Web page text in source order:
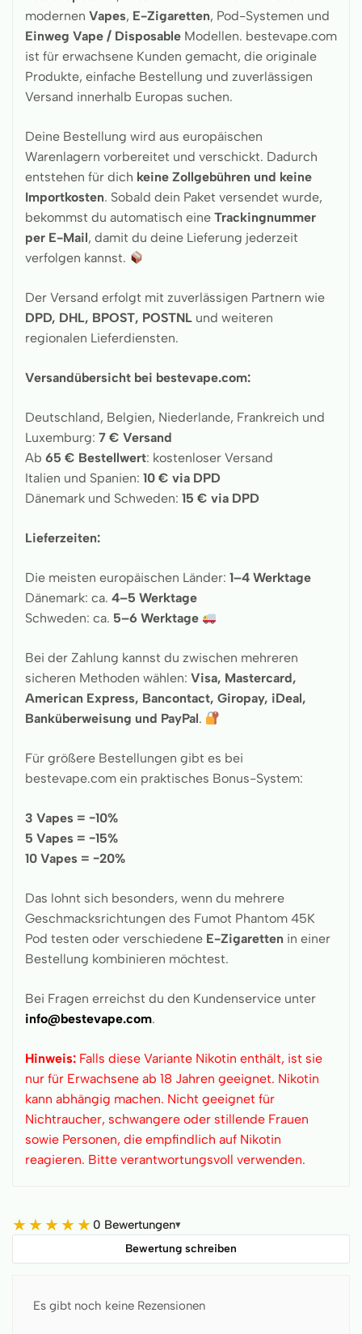
modernen Vapes, E-Zigaretten, Pod-Systemen und
Einweg Vape / Disposable Modellen. bestevape.com
ist für erwachsene Kunden gemacht, die originale
Produkte, einfache Bestellung und zuverlässigen
Versand innerhalb Europas suchen.
Deine Bestellung wird aus europäischen
Warenlagern vorbereitet und verschickt. Dadurch
entstehen für dich keine Zollgebühren und keine
Importkosten. Sobald dein Paket versendet wurde,
bekommst du automatisch eine Trackingnummer
per E-Mail, damit du deine Lieferung jederzeit
verfolgen kannst.
Der Versand erfolgt mit zuverlässigen Partnern wie
DPD, DHL, BPOST, POSTNL und weiteren
regionalen Lieferdiensten.
Versandübersicht bei bestevape.com:
Deutschland, Belgien, Niederlande, Frankreich und
Luxemburg: 7 € Versand
Ab 65 € Bestellwert: kostenloser Versand
Italien und Spanien: 10 € via DPD
Dänemark und Schweden: 15 € via DPD
Lieferzeiten:
Die meisten europäischen Länder: 1–4 Werktage
Dänemark: ca. 4–5 Werktage
Schweden: ca. 5–6 Werktage
Bei der Zahlung kannst du zwischen mehreren
sicheren Methoden wählen: Visa, Mastercard,
American Express, Bancontact, Giropay, iDeal,
Banküberweisung und PayPal.
Für größere Bestellungen gibt es bei
bestevape.com ein praktisches Bonus-System:
3 Vapes = −10%
5 Vapes = −15%
10 Vapes = −20%
Das lohnt sich besonders, wenn du mehrere
Geschmacksrichtungen des Fumot Phantom 45K
Pod testen oder verschiedene E-Zigaretten in einer
Bestellung kombinieren möchtest.
Bei Fragen erreichst du den Kundenservice unter
info@bestevape.com.
Hinweis: Falls diese Variante Nikotin enthält, ist sie
nur für Erwachsene ab 18 Jahren geeignet. Nikotin
kann abhängig machen. Nicht geeignet für
Nichtraucher, schwangere oder stillende Frauen
sowie Personen, die empfindlich auf Nikotin
reagieren. Bitte verantwortungsvoll verwenden.
★★★★★ 0 Bewertungen▾
Bewertung schreiben
Es gibt noch keine Rezensionen